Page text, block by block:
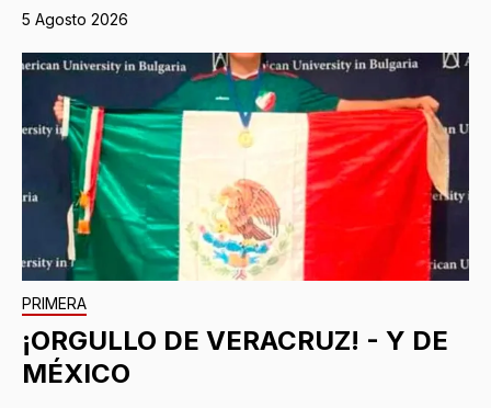
5 Agosto 2026
PRIMERA
¡ORGULLO DE VERACRUZ! - Y DE
MÉXICO